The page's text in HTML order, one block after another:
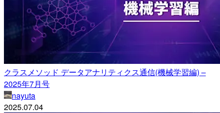
クラスメソッド データアナリティクス通信(機械学習編) –
2025年7月号
nayuta
2025.07.04